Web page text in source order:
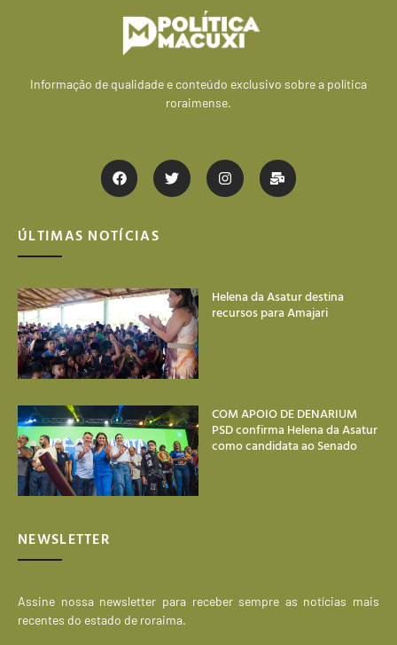
Informação de qualidade e conteúdo exclusivo sobre a política
roraimense.
ÚLTIMAS NOTÍCIAS
Helena da Asatur destina
recursos para Amajari
COM APOIO DE DENARIUM
PSD confirma Helena da Asatur
como candidata ao Senado
NEWSLETTER
Assine nossa newsletter para receber sempre as notícias mais
recentes do estado de roraima.